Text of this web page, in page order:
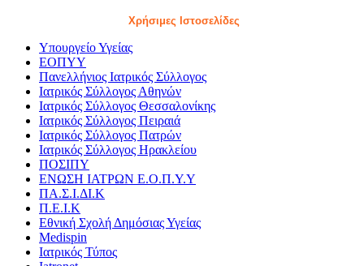
Χρήσιμες Ιστοσελίδες
Υπουργείο Υγείας
ΕΟΠΥΥ
Πανελλήνιος Ιατρικός Σύλλογος
Ιατρικός Σύλλογος Αθηνών
Ιατρικός Σύλλογος Θεσσαλονίκης
Ιατρικός Σύλλογος Πειραιά
Ιατρικός Σύλλογος Πατρών
Ιατρικός Σύλλογος Ηρακλείου
ΠΟΣΙΠΥ
ΕΝΩΣΗ ΙΑΤΡΩΝ Ε.Ο.Π.Υ.Υ
ΠΑ.Σ.Ι.ΔΙ.Κ
Π.Ε.Ι.Κ
Εθνική Σχολή Δημόσιας Υγείας
Medispin
Ιατρικός Τύπος